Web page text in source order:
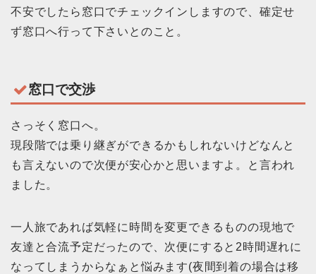
不安でしたら窓口でチェックインしますので、確定せ
ず窓口へ行って下さいとのこと。
窓口で交渉
さっそく窓口へ。
現段階では乗り継ぎができるかもしれないけどなんと
も言えないので次便が安心かと思いますよ。と言われ
ました。
一人旅であれば気軽に時間を変更できるものの現地で
友達と合流予定だったので、次便にすると2時間遅れに
なってしまうからなぁと悩みます(夜間到着の場合は移